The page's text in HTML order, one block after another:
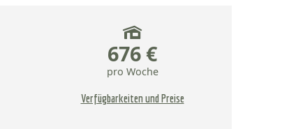
676 €
pro Woche
Verfügbarkeiten und Preise